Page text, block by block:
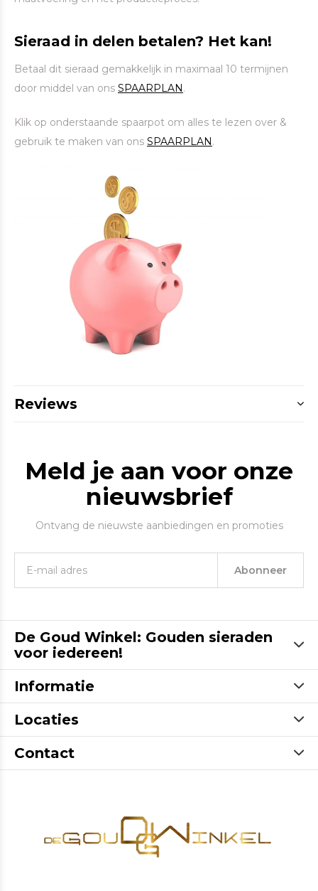
Sieraad in delen betalen? Het kan!
Betaal dit sieraad gemakkelijk in maximaal 10 termijnen
door middel van ons SPAARPLAN.
Klik op onderstaande spaarpot om alles te lezen over &
gebruik te maken van ons SPAARPLAN.
Reviews
Meld je aan voor onze
nieuwsbrief
Ontvang de nieuwste aanbiedingen en promoties
Abonneer
De Goud Winkel: Gouden sieraden
voor iedereen!
Informatie
Locaties
Contact